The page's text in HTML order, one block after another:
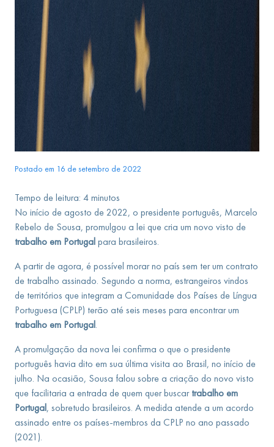
Postado em 16 de setembro de 2022
Tempo de leitura: 4 minutos
No início de agosto de 2022, o presidente português, Marcelo
Rebelo de Sousa, promulgou a lei que cria um novo visto de
trabalho em Portugal para brasileiros.
A partir de agora, é possível morar no país sem ter um contrato
de trabalho assinado. Segundo a norma, estrangeiros vindos
de territórios que integram a Comunidade dos Países de Língua
Portuguesa (CPLP) terão até seis meses para encontrar um
trabalho em Portugal.
A promulgação da nova lei confirma o que o presidente
português havia dito em sua última visita ao Brasil, no início de
julho. Na ocasião, Sousa falou sobre a criação do novo visto
que facilitaria a entrada de quem quer buscar trabalho em
Portugal, sobretudo brasileiros. A medida atende a um acordo
assinado entre os países-membros da CPLP no ano passado
(2021).